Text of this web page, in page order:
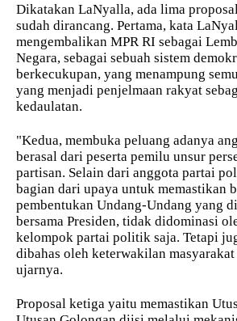
Dikatakan LaNyalla, ada lima
sudah dirancang. Pertama, kata
mengembalikan MPR RI sebagai
Negara, sebagai sebuah sistem
berkecukupan, yang menampung
yang menjadi penjelmaan rakyat
kedaulatan.
"Kedua, membuka peluang adanya
berasal dari peserta pemilu unsur
partisan. Selain dari anggota partai
bagian dari upaya untuk memastikan
pembentukan Undang-Undang yang
bersama Presiden, tidak didominasi
kelompok partai politik saja. Tetapi
dibahas oleh keterwakilan
ujarnya.
Proposal ketiga yaitu memastikan